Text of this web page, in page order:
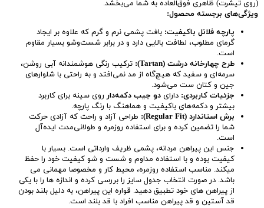
(روی تیشرت) ظاهری فوق‌العاده به شما می‌بخشد.
ویژگی‌های برجسته محصول:
پارچه فلانل باکیفیت: بافت پشمی نرم و گرم که علاوه بر ایجاد
گرمای مطلوب، لطافت بالایی دارد و در برابر شست‌وشو بسیار مقاوم
است.
طرح چهارخانه درشت (Tartan):
ترکیب رنگی هوشمندانه آبی روشن،
سرمه‌ای و سفید که هیچ‌گاه از مد نمی‌افتد و به راحتی با شلوارهای
جین و کتان ست می‌شود.
جزئیات کاربردی: دارایدو جیب دکمه‌دار روی سینه برای کاربرد
بیشتر و دکمه‌های باکیفیت و هماهنگ با رنگ پارچه.
برش استاندارد (Regular Fit):
طراحی آزاد و راحت که آزادی حرکت
شما را تضمین کرده و برای استفاده روزمره و طولانی‌مدت ایده‌آل
است.
جنس این پیراهن مردانه، پشمی ظریف وارداتی است. بسیار با
کیفیت بوده و با استفاده مداوم و شست و شو کیفیت خود را حفظ
میکند. مناسب استفاده روزمره، محیط کار و مخصوصا مهمانی می
باشد. در صورت انتخاب جدول سایز را بررسی کرده و اندازه ها را با یکی
از پیراهن های خود تطبیق دهید. قواره این پیراهن، به دلیل بلند بودن
قد آستین و قد پیراهن مناسب افراد با قد بلند است.